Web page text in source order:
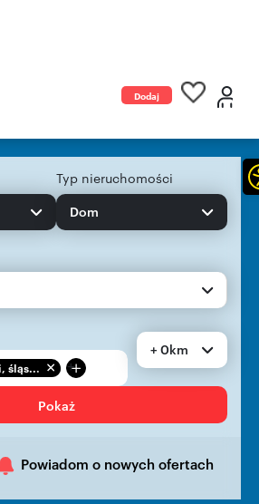
Dodaj
Typ nieruchomości
Dom
śląs... +
+ 0km
Pokaż
Powiadom o nowych ofertach